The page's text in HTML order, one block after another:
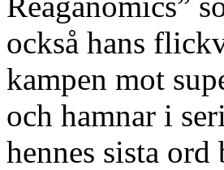
också hans
kampen mot
och hamnar i
hennes sista ord